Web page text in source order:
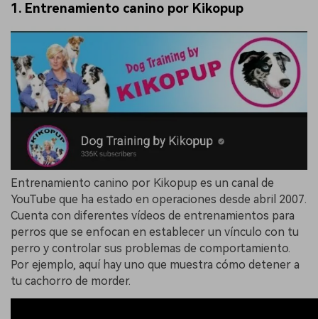
1. Entrenamiento canino por Kikopup
Entrenamiento canino por Kikopup es un canal de
YouTube que ha estado en operaciones desde abril 2007.
Cuenta con diferentes vídeos de entrenamientos para
perros que se enfocan en establecer un vínculo con tu
perro y controlar sus problemas de comportamiento.
Por ejemplo, aquí hay uno que muestra cómo detener a
tu cachorro de morder.